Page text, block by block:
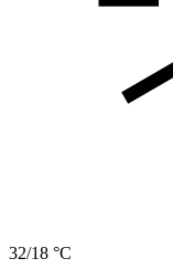
32/18 °C